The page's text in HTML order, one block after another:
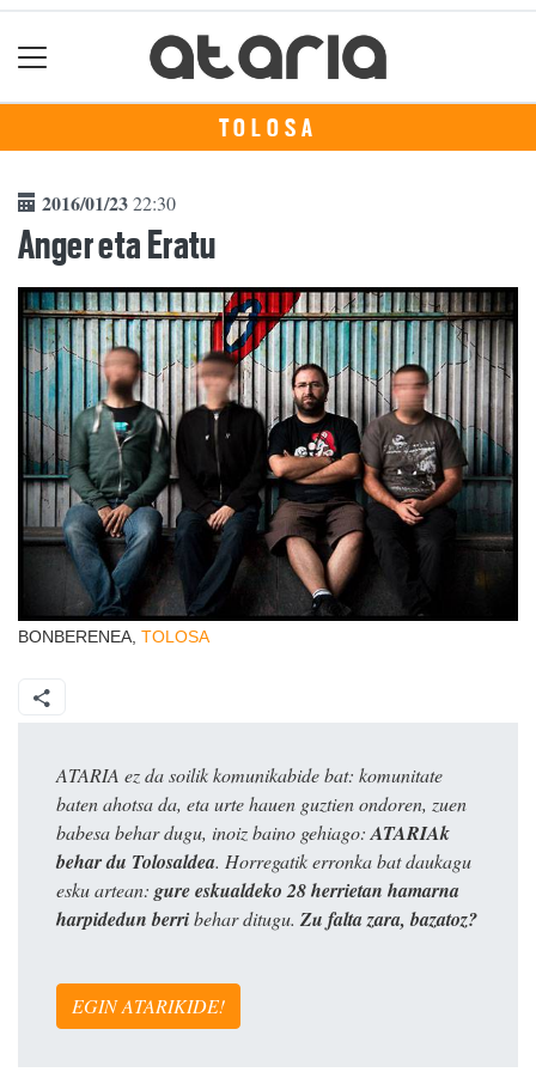
TOLOSA
2016/01/2322:30
Anger eta Eratu
BONBERENEA, TOLOSA
ATARIA ez da soilik komunikabide bat: komunitate
baten ahotsa da, eta urte hauen guztien ondoren, zuen
babesa behar dugu, inoiz baino gehiago:ATARIAk
behar du Tolosaldea. Horregatik erronka bat daukagu
esku artean: gure eskualdeko 28 herrietan hamarna
harpidedun berribehar ditugu. Zu falta zara, bazatoz?
EGIN ATARIKIDE!